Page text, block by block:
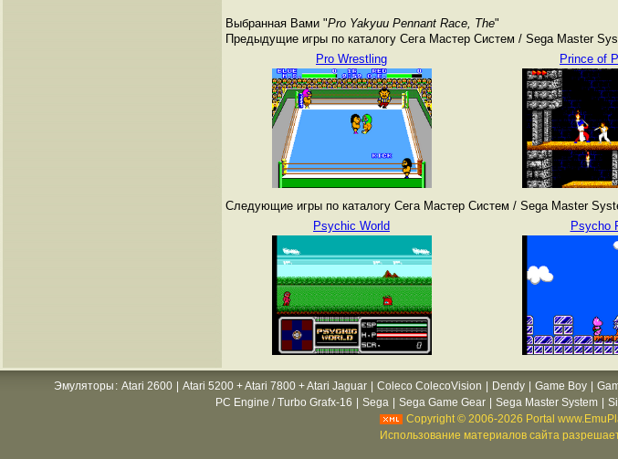
Выбранная Вами "Pro Yakyuu Pennant Race, The"
Предыдущие игры по каталогу Сега Мастер Систем / Sega Master
Pro Wrestling
Prince of
Следующие игры по каталогу Сега Мастер Систем / Sega Master
Psychic World
Psycho
Эмуляторы : Atari 2600 Atari 5200 + Atari 7800 + Atari Jaguar Coleco ColecoVision Dendy Game Boy
PC Engine / Turbo Grafx-16
Sega Sega Game Gear Sega Master System
Copyright © 2006-2026 Portal
Использование материалов сайта